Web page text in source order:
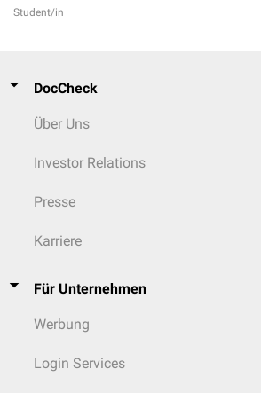
Student/in
DocCheck
Über Uns
Investor Relations
Presse
Karriere
Für Unternehmen
Werbung
Login Services